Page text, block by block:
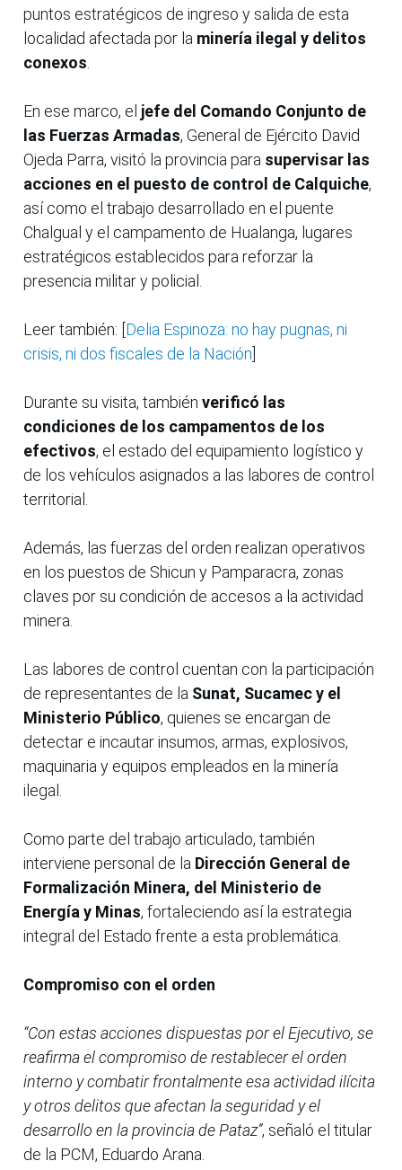
puntos estratégicos de ingreso y salida de esta
localidad afectada por la minería ilegal y delitos
conexos
En ese marco, el jefe del Comando Conjunto de
las Fuerzas Armadas, General de Ejército David
Ojeda Parra, visitó la provincia para supervisar las
acciones en el puesto de control de Calquiche,
así como el trabajo desarrollado en el puente
Chalgual y el campamento de Hualanga, lugares
estratégicos establecidos para reforzar la
presencia militar y policial.
Leer también: [ Delia Espinoza: no hay pugnas, ni
crisis, ni dos fiscales de la Nación
Durante su visita, también verificó las
condiciones de los campamentos de los
efectivos, el estado del equipamiento logístico y
de los vehículos asignados a las labores de control
territorial.
Además, las fuerzas del orden realizan operativos
en los puestos de Shicun y Pamparacra, zonas
claves por su condición de accesos a la actividad
minera.
Las labores de control cuentan con la participación
de representantes de la Sunat, Sucamec y el
Ministerio Público, quienes se encargan de
detectar e incautar insumos, armas, explosivos,
maquinaria y equipos empleados en la minería
ilegal.
Como parte del trabajo articulado, también
interviene personal de la Dirección General de
Formalización Minera, del Ministerio de
Energía y Minas, fortaleciendo así la estrategia
integral del Estado frente a esta problemática.
Compromiso con el orden
“Con estas acciones dispuestas por el Ejecutivo, se
reafirma el compromiso de restablecer el orden
interno y combatir frontalmente esa actividad ilícita
y otros delitos que afectan la seguridad y el
desarrollo en la provincia de Pataz”, señaló el titular
de la PCM, Eduardo Arana.